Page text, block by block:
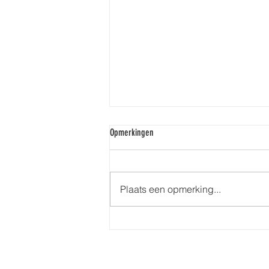
Stralen in jouw topkleuren
Opmerkingen
Plaats een opmerking...